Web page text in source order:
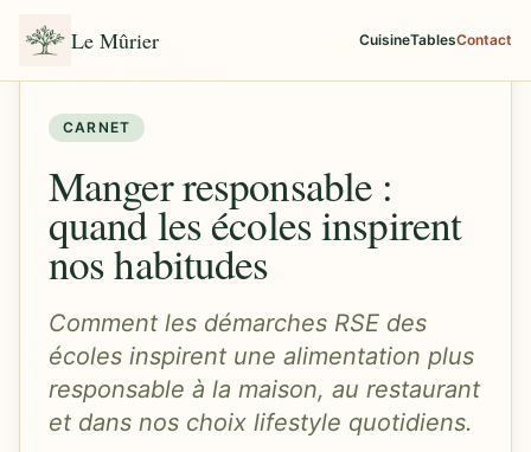
Le Mûrier CuisineTablesContact
Accueil /
Manger responsable : quand les écoles
CARNET
Manger responsable :
quand les écoles inspirent
nos habitudes
Comment les démarches RSE des
écoles inspirent une alimentation plus
responsable à la maison, au restaurant
et dans nos choix lifestyle quotidiens.